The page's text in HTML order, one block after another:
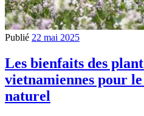
Publié 22 mai 2025
Les bienfaits des
vietnamiennes pour
naturel